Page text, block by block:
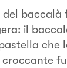
baccalà
il
che